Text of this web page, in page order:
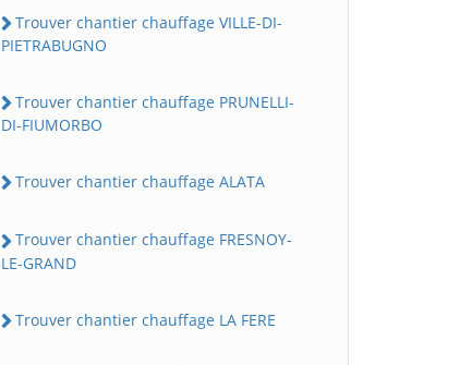
Trouver chantier chauffage VILLE-DI-
PIETRABUGNO
Trouver chantier chauffage PRUNELLI-
DI-FIUMORBO
Trouver chantier chauffage ALATA
Trouver chantier chauffage FRESNOY-
LE-GRAND
Trouver chantier chauffage LA FERE